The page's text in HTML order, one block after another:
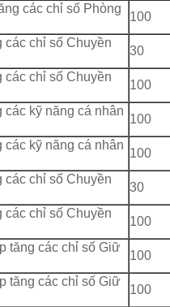
các chỉ số Phòng
100
các chỉ số Chuyền
30
các chỉ số Chuyền
100
các kỹ năng cá nhân
100
các kỹ năng cá nhân
100
các chỉ số Chuyền
30
các chỉ số Chuyền
100
tăng các chỉ số Giữ
100
tăng các chỉ số Giữ
100